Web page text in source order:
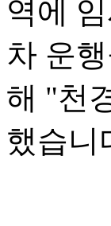
역에
차 운
해 "천
했습니